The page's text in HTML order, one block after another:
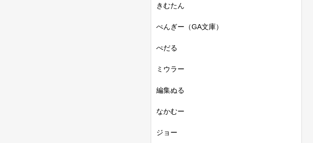
きむたん
ぺんぎー（GA文庫）
ぺだる
ミウラー
編集ぬる
なかむー
ジョー